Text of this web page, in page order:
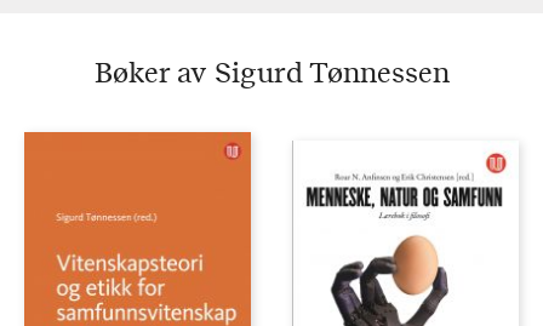
Bøker av Sigurd Tønnessen